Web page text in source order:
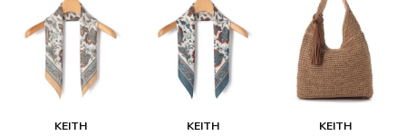
KEITH KEITH KEITH